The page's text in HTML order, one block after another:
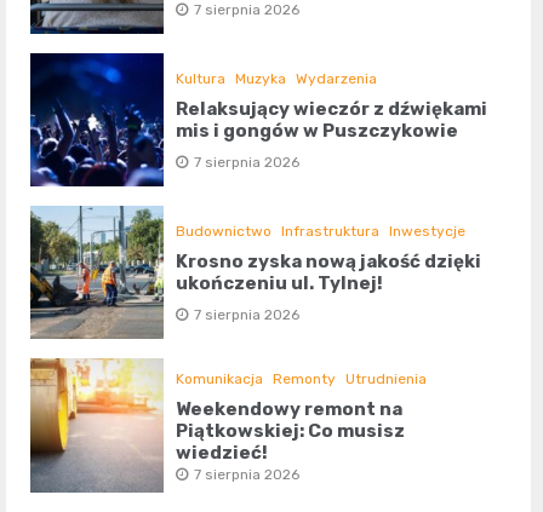
7 sierpnia 2026
Kultura Muzyka Wydarzenia
Relaksujący wieczór z dźwiękami
mis i gongów w Puszczykowie
7 sierpnia 2026
Budownictwo Infrastruktura Inwestycje
Krosno zyska nową jakość dzięki
ukończeniu ul. Tylnej!
7 sierpnia 2026
Komunikacja Remonty Utrudnienia
Weekendowy remont na
Piątkowskiej: Co musisz
wiedzieć!
7 sierpnia 2026